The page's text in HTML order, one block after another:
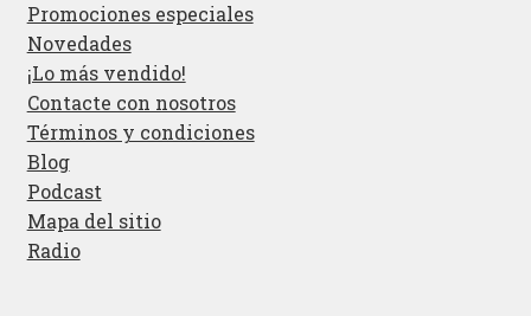
Promociones especiales
Novedades
¡Lo más vendido!
Contacte con nosotros
Términos y condiciones
Blog
Podcast
Mapa del sitio
Radio